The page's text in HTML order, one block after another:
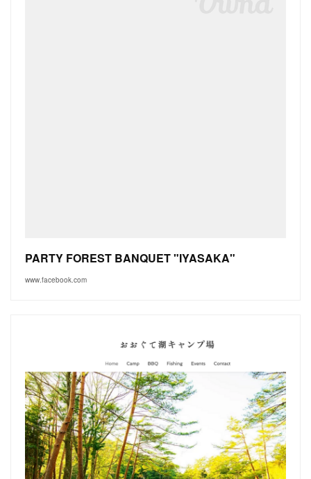
PARTY FOREST BANQUET "IYASAKA"
www.facebook.com